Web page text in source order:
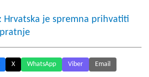
Hrvatska je spremna prihvatiti
X WhatsApp Viber Email